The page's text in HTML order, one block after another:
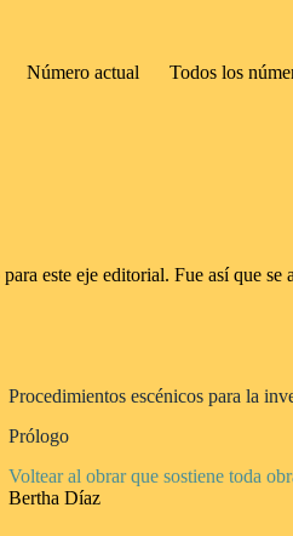
Número actual
Todos los
este eje editorial. Fue así que
Procedimientos escénicos para la
Prólogo
Voltear al obrar que sostiene toda
Bertha Díaz